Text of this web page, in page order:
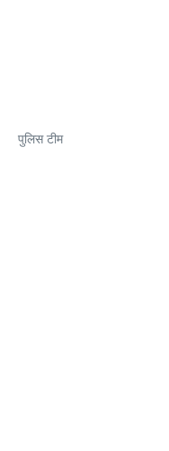
पुलिस टीम